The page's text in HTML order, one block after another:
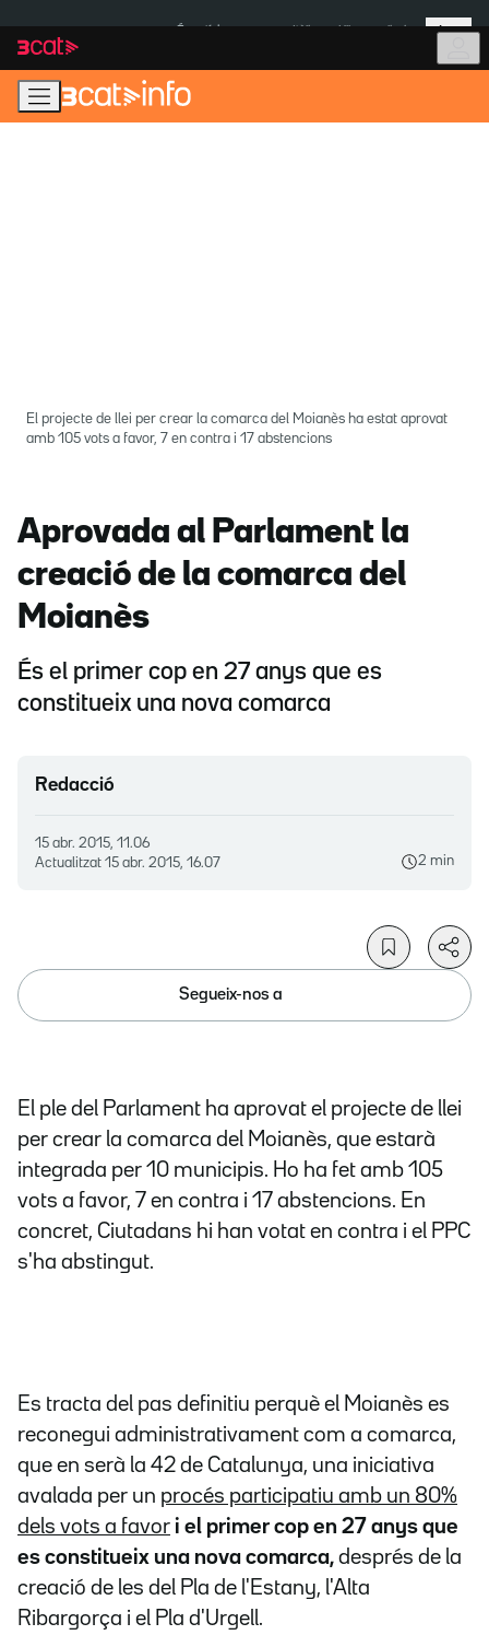
navegació
principal
contingut
Més
El projecte de llei per crear la comarca del Moianès ha estat aprovat
amb 105 vots a favor, 7 en contra i 17 abstencions
Aprovada al Parlament la
creació de la comarca del
Moianès
És el primer cop en 27 anys que es
constitueix una nova comarca
Redacció
15 abr. 2015, 11.06
Actualitzat 15 abr. 2015, 16.07 2 min
Segueix-nos a
El ple del Parlament ha aprovat el projecte de llei
per crear la comarca del Moianès, que estarà
integrada per 10 municipis. Ho ha fet amb 105
vots a favor, 7 en contra i 17 abstencions. En
concret, Ciutadans hi han votat en contra i el PPC
s'ha abstingut.
Es tracta del pas definitiu perquè el Moianès es
reconegui administrativament com a comarca,
que en serà la 42 de Catalunya, una iniciativa
avalada per un procés participatiu amb un 80%
dels vots a favor i el primer cop en 27 anys que
es constitueix una nova comarca, després de la
creació de les del Pla de l'Estany, l'Alta
Ribargorça i el Pla d'Urgell.